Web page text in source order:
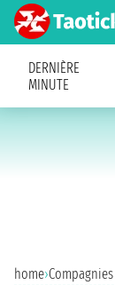
DERNIÈRE
MINUTE
home›